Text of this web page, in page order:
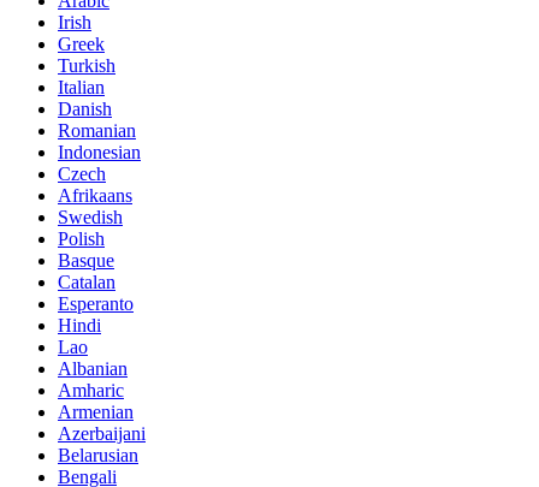
Irish
Greek
Turkish
Italian
Danish
Romanian
Indonesian
Czech
Afrikaans
Swedish
Polish
Basque
Catalan
Esperanto
Hindi
Lao
Albanian
Amharic
Armenian
Azerbaijani
Belarusian
Bengali